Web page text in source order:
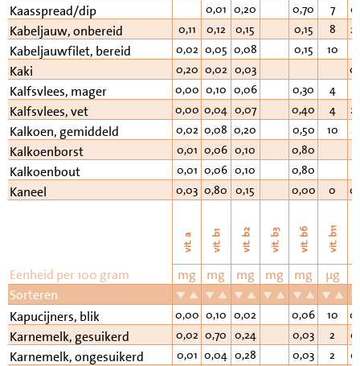
Kaasspread/dip 0,01 0,20 0,70 7
Kabeljauw, onbereid 0,11 0,12 0,15 0,15 8
Kabeljauwfilet, bereid 0,02 0,05 0,08 0,15 10
Kaki 0,20 0,02 0,03
Kalfsvlees, mager 0,00 0,10 0,06 0,30 4
Kalfsvlees, vet 0,00 0,04 0,07 0,40 4
Kalkoen, gemiddeld 0,02 0,08 0,20 0,50 10
Kalkoenborst 0,01 0,06 0,10 0,80
Kalkoenbout 0,01 0,06 0,10 0,80
Kaneel 0,03 0,80 0,15 0,00 0
vit. a vit. b1 vit. b2 vit. b3 vit. b6 vit. b11
Eenheid per 100 gram mg mg mg mg mg µg
Sorteren
Kapucijners, blik
0,00 0,10 0,02 0,06 10
Karnemelk, gesuikerd 0,02 0,70 0,24 0,03 2
Karnemelk, ongesuikerd 0,01 0,04 0,28 0,03 2